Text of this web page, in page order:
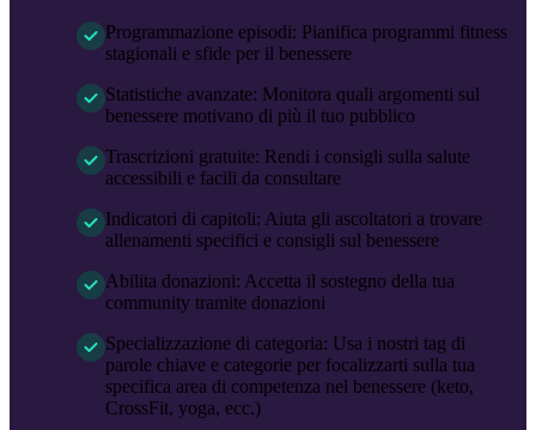
Programmazione episodi: Pianifica programmi fitness
stagionali e sfide per il benessere
Statistiche avanzate: Monitora quali argomenti sul
benessere motivano di più il tuo pubblico
Trascrizioni gratuite: Rendi i consigli sulla salute
accessibili e facili da consultare
Indicatori di capitoli: Aiuta gli ascoltatori a trovare
allenamenti specifici e consigli sul benessere
Abilita donazioni: Accetta il sostegno della tua
community tramite donazioni
Specializzazione di categoria: Usa i nostri tag di
parole chiave e categorie per focalizzarti sulla tua
specifica area di competenza nel benessere (keto,
CrossFit, yoga, ecc.)